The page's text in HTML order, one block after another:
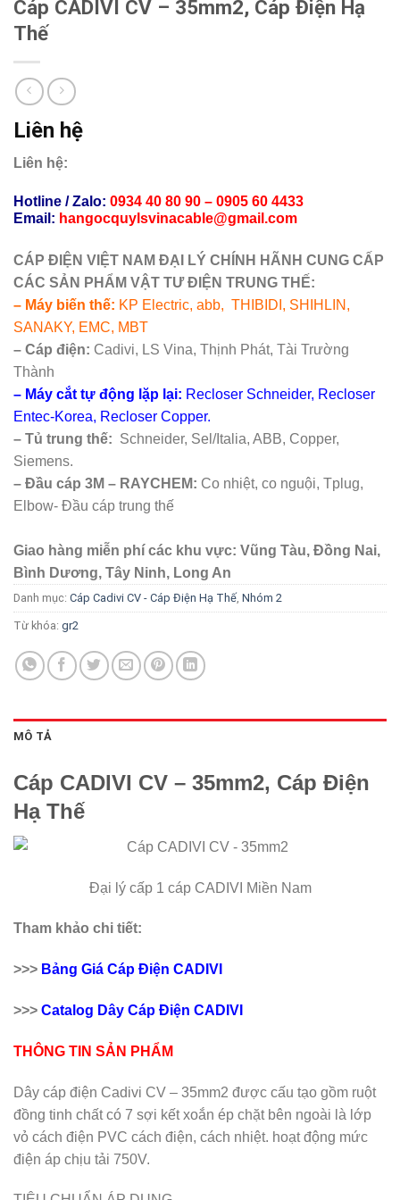
Cáp CADIVI CV – 35mm2, Cáp Điện Hạ
Thế
Liên hệ
Liên hệ:
Hotline / Zalo: 0934 40 80 90 – 0905 60 4433
Email: hangocquylsvinacable@gmail .com
CÁP ĐIỆN VIỆT NAM ĐẠI LÝ CHÍNH HÃNH CUNG CẤP
CÁC SẢN PHẨM VẬT TƯ ĐIỆN TRUNG THẾ:
– Máy biến thế: KP Electric, abb, THIBIDI, SHIHLIN,
SANAKY, EMC, MBT
– Cáp điện: Cadivi, LS Vina, Thịnh Phát, Tài Trường
Thành
– Máy cắt tự động lặp lại: Recloser Schneider, Recloser
Entec-Korea, Recloser Copper.
– Tủ trung thế: Schneider, Sel/Italia, ABB, Copper,
Siemens.
– Đầu cáp 3M – RAYCHEM: Co nhiệt, co nguội, Tplug,
Elbow- Đầu cáp trung thế
Giao hàng miễn phí các khu vực: Vũng Tàu, Đồng Nai,
Bình Dương, Tây Ninh, Long An
Danh mục: Cáp Cadivi CV - Cáp Điện Hạ Thế, Nhóm 2
Từ khóa: gr2
MÔ TẢ
Cáp CADIVI CV – 35mm2, Cáp Điện
Hạ Thế
Đại lý cấp 1 cáp CADIVI Miền Nam
Tham khảo chi tiết:
>>> Bảng Giá Cáp Điện CADIVI
>>> Catalog Dây Cáp Điện CADIVI
THÔNG TIN SẢN PHẨM
Dây cáp điện Cadivi CV – 35mm2 được cấu tạo gồm ruột
đồng tinh chất có 7 sợi kết xoắn ép chặt bên ngoài là lớp
vỏ cách điện PVC cách điện, cách nhiệt. hoạt động mức
điện áp chịu tải 750V.